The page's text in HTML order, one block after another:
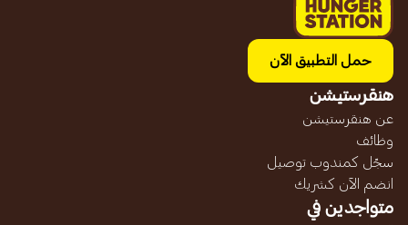
حمل التطبيق الآن
هنقرستيشن
عن هنقرستيشن
وظائف
سجّل كمندوب توصيل
انضم الآن كشريك
متواجدين في